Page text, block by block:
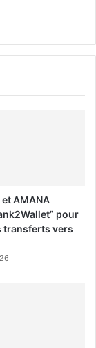
AMANA
pour
transferts vers